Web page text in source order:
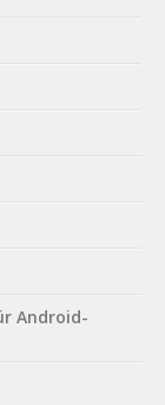
Android-